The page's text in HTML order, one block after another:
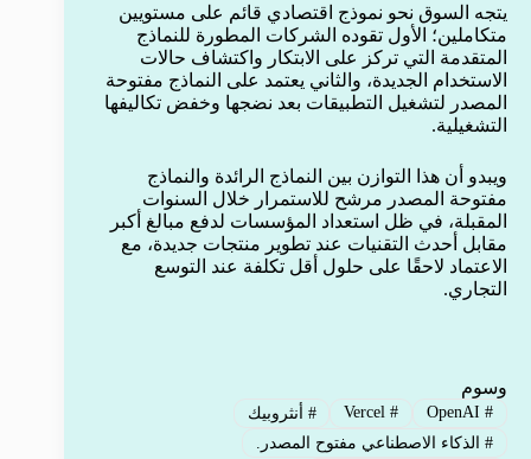
يتجه السوق نحو نموذج اقتصادي قائم على مستويين
متكاملين؛ الأول تقوده الشركات المطورة للنماذج
المتقدمة التي تركز على الابتكار واكتشاف حالات
الاستخدام الجديدة، والثاني يعتمد على النماذج مفتوحة
المصدر لتشغيل التطبيقات بعد نضجها وخفض تكاليفها
التشغيلية.
ويبدو أن هذا التوازن بين النماذج الرائدة والنماذج
مفتوحة المصدر مرشح للاستمرار خلال السنوات
المقبلة، في ظل استعداد المؤسسات لدفع مبالغ أكبر
مقابل أحدث التقنيات عند تطوير منتجات جديدة، مع
الاعتماد لاحقًا على حلول أقل تكلفة عند التوسع
التجاري.
وسوم
#
OpenAI
#
Vercel
# أنثروبيك
#الذكاء الاصطناعي مفتوح المصدر.